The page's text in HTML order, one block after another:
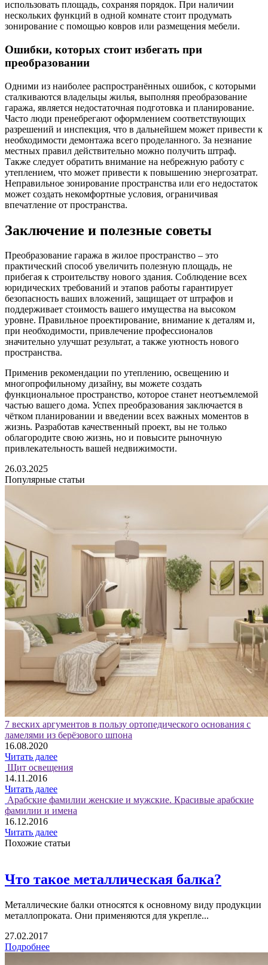
использовать площадь, сохраняя порядок. При наличии
нескольких функций в одной комнате стоит продумать
зонирование с помощью ковров или размещения мебели.
Ошибки, которых стоит избегать при
преобразовании
Одними из наиболее распространённых ошибок, с которыми
сталкиваются владельцы жилья, выполняя преобразование
гаража, является недостаточная подготовка и планирование.
Часто люди пренебрегают оформлением соответствующих
разрешений и инспекция, что в дальнейшем может привести к
необходимости демонтажа всего проделанного. За незнание
местных правил действительно можно получить штраф.
Также следует обратить внимание на небрежную работу с
утеплением, что может привести к повышению энергозатрат.
Неправильное зонирование пространства или его недостаток
может создать некомфортные условия, ограничивая
впечатление от пространства.
Заключение и полезные советы
Преобразование гаража в жилое пространство – это
практический способ увеличить полезную площадь, не
прибегая к строительству нового здания. Соблюдение всех
юридических требований и этапов работы гарантирует
безопасность ваших вложений, защищает от штрафов и
поддерживает стоимость вашего имущества на высоком
уровне. Правильное проектирование, внимание к деталям и,
при необходимости, привлечение профессионалов
значительно улучшат результат, а также уютность нового
пространства.
Применив рекомендации по утеплению, освещению и
многопрофильному дизайну, вы можете создать
функциональное пространство, которое станет неотъемлемой
частью вашего дома. Успех преобразования заключается в
чётком планировании и введении всех важных моментов в
жизнь. Разработав качественный проект, вы не только
облагородите свою жизнь, но и повысите рыночную
привлекательность вашей недвижимости.
26.03.2025
Популярные статьи
7 веских аргументов в пользу ортопедического основания с
ламелями из берёзового шпона
16.08.2020
Читать далее
Щит освещения
14.11.2016
Читать далее
Арабские фамилии женские и мужские. Красивые арабские
фамилии и имена
16.12.2016
Читать далее
Похожие статьи
Что такое металлическая балка?
Металлические балки относятся к основному виду продукции
металлопроката. Они применяются для укрепле...
27.02.2017
Подробнее